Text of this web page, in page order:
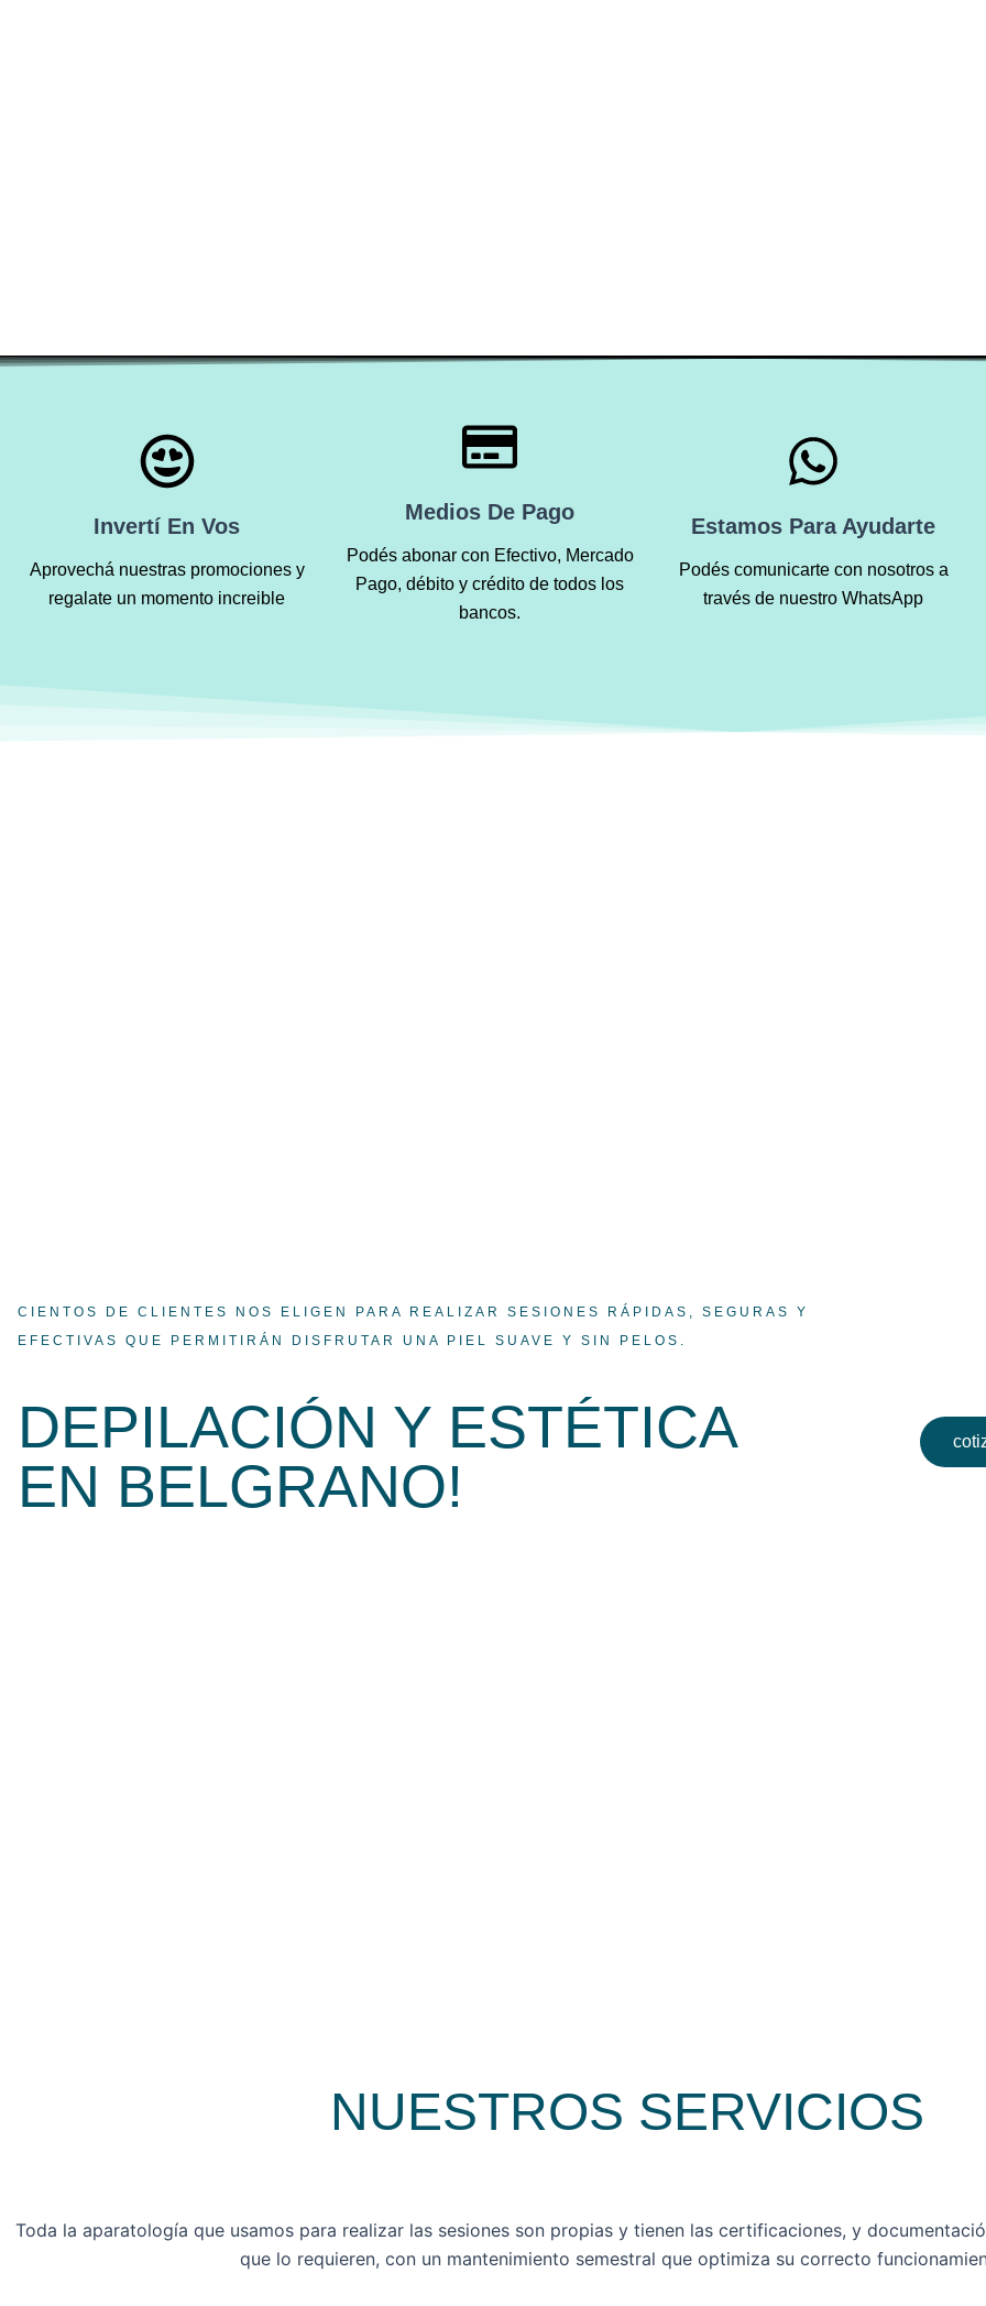
Invertí En Vos
Aprovechá nuestras promociones y
regalate un momento increible
Medios De Pago
Podés abonar con Efectivo, Mercado
Pago, débito y crédito de todos los
bancos.
Estamos Para Ayudarte
Podés comunicarte con nosotros a
través de nuestro WhatsApp
CIENTOS DE CLIENTES NOS ELIGEN PARA REALIZAR SESIONES RÁPIDAS, SEGURAS Y
EFECTIVAS QUE PERMITIRÁN DISFRUTAR UNA PIEL SUAVE Y SIN PELOS.
DEPILACIÓN Y ESTÉTICA
EN BELGRANO!
NUESTROS SERVICIOS
Toda la aparatología que usamos para realizar las sesiones son propias y tienen las certificaciones, y
que lo requieren, con un mantenimiento semestral que optimiza su correcto